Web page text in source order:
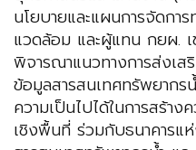
นโยบายและแผนการจัดกา
แวดล้อม และผู้แทน กยผ.
พิจารณาแนวทางการส่งเส
ข้อมูลสารสนเทศทรัพยากร
ความเป็นไปได้ในการสร้าง
เชิงพื้นที่ ร่วมกับธนาคารแ